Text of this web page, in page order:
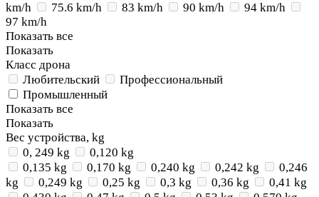
km/h
75.6 km/h 83 km/h 90 km/h
94 km/h
97 km/h
Показать все
Показать
Класс дрона
Любительский
Профессиональный
Промышленный
Показать все
Показать
Вес устройства, kg
0, 249 kg
0,120 kg
0,135 kg
0,170 kg 0,240 kg 0,242 kg
0,246
kg
0,249 kg 0,25 kg 0,3 kg 0,36 kg
0,41 kg